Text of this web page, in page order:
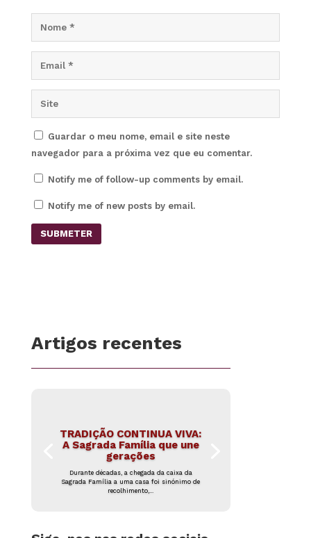
Guardar o meu nome, email e site neste
navegador para a próxima vez que eu comentar.
Notify me of follow-up comments by email.
Notify me of new posts by email.
SUBMETER
Artigos recentes
TRADIÇÃO CONTINUA VIVA:
A Sagrada Família que une
gerações
Durante décadas, a chegada da caixa da
Sagrada Família a uma casa foi sinónimo de
recolhimento,...